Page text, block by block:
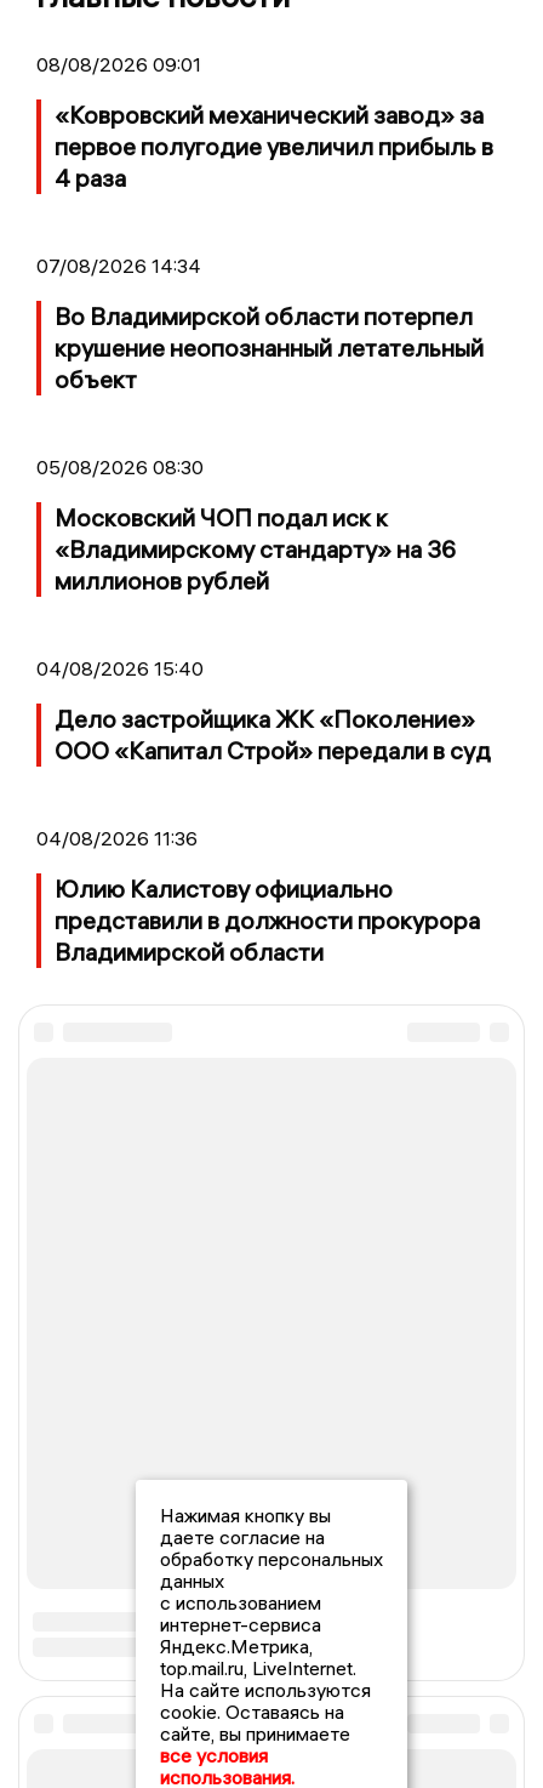
08/08/2026 09:01
«Ковровский механический завод» за
первое полугодие увеличил прибыль в
4 раза
07/08/2026 14:34
Во Владимирской области потерпел
крушение неопознанный летательный
объект
05/08/2026 08:30
Московский ЧОП подал иск к
«Владимирскому стандарту» на 36
миллионов рублей
04/08/2026 15:40
Дело застройщика ЖК «Поколение»
ООО «Капитал Строй» передали в суд
04/08/2026 11:36
Юлию Калистову официально
представили в должности прокурора
Владимирской области
Нажимая кнопку вы
даете согласие на
обработку персональных
данных
с использованием
интернет-сервиса
Яндекс.Метрика,
top.mail.ru, LiveInternet.
На сайте используются
cookie. Оставаясь на
сайте, вы принимаете
все условия
использования.